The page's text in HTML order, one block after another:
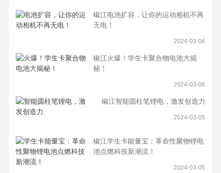
椒江电池扩容，让你的运动相机不再
无电！
2024-03-06
椒江火爆！学生卡聚合物电池大揭
秘！
2024-03-06
椒江智能圆柱笔锂电，激发创造力
2024-03-05
椒江学生卡能量宝：革命性聚物锂电
池点燃科技新潮流！
2024-03-05